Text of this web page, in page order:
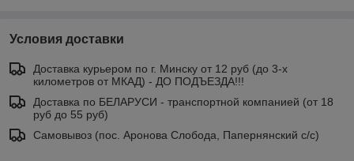
Условия доставки
Доставка курьером по г. Минску от 12 руб (до 3-х
километров от МКАД) - ДО ПОДЪЕЗДА!!!
Доставка по БЕЛАРУСИ - транспортной компанией (от 18
руб до 55 руб)
Самовывоз (пос. Аронова Слобода, Папернянский с/с)